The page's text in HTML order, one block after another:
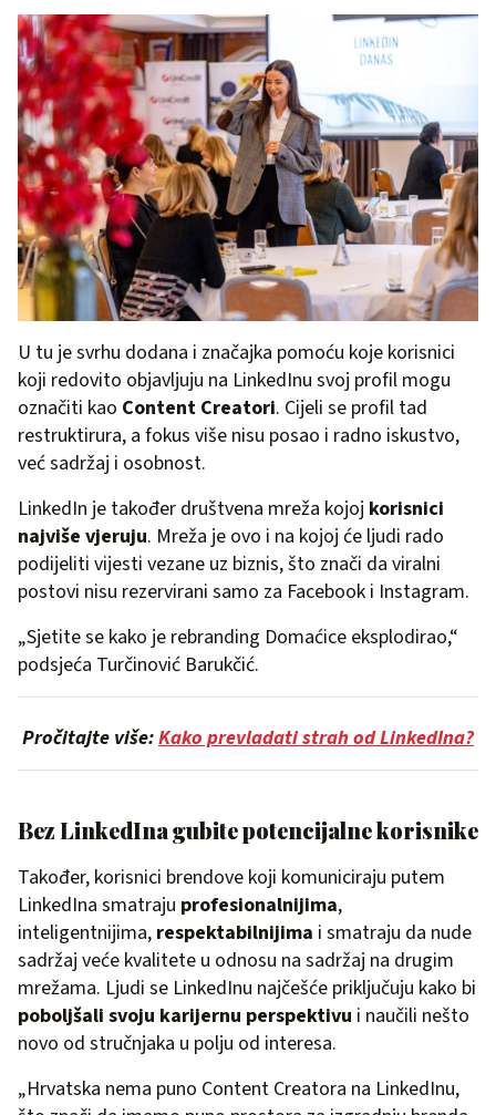
U tu je svrhu dodana i značajka pomoću koje korisnici
koji redovito objavljuju na LinkedInu svoj profil mogu
označiti kao Content Creatori. Cijeli se profil tad
restruktirura, a fokus više nisu posao i radno iskustvo,
već sadržaj i osobnost.
LinkedIn je također društvena mreža kojoj korisnici
najviše vjeruju. Mreža je ovo i na kojoj će ljudi rado
podijeliti vijesti vezane uz biznis, što znači da viralni
postovi nisu rezervirani samo za Facebook i Instagram.
„Sjetite se kako je rebranding Domaćice eksplodirao,“
podsjeća Turčinović Barukčić.
Pročitajte više:Kako prevladati strah od LinkedIna?
Bez LinkedIna gubite potencijalne korisnike
Također, korisnici brendove koji komuniciraju putem
LinkedIna smatraju profesionalnijima,
inteligentnijima, respektabilnijima i smatraju da nude
sadržaj veće kvalitete u odnosu na sadržaj na drugim
mrežama. Ljudi se LinkedInu najčešće priključuju kako bi
poboljšali svoju karijernu perspektivu i naučili nešto
novo od stručnjaka u polju od interesa.
„Hrvatska nema puno Content Creatora na LinkedInu,